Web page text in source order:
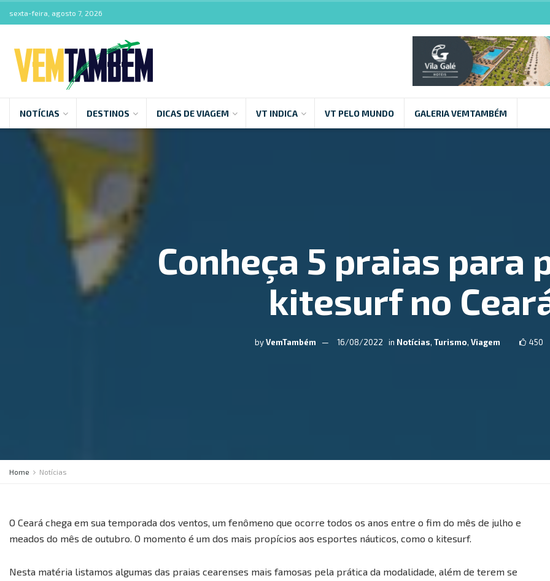
sexta-feira, agosto 7, 2026
NOTÍCIAS DESTINOS DICAS DE VIAGEM VT INDICA VT PELO MUNDO GALERIA VEMTAMBÉM
Conheça 5 praias para
kitesurf no
byVemTambém 16/08/2022 in Notícias, Turismo, Viagem 450
Home Notícias
O Ceará chega em sua temporada dos ventos, um fenômeno que ocorre todos os anos entre o fim do mês de julho e
meados do mês de outubro. O momento é um dos mais propícios aos esportes náuticos, como o kitesurf.
Nesta matéria listamos algumas das praias cearenses mais famosas pela prática da modalidade, além de terem se